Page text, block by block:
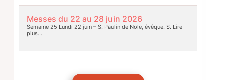
Messes du 22 au 28 juin 2026
Semaine 25 Lundi 22 juin – S. Paulin de Nole, évêque. S. Lire
plus…